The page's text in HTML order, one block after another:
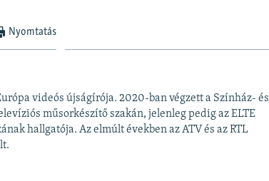
Nyomtatás
videós újságírója. 2020-ban végzett a Színház- és
műsorkészítő szakán, jelenleg pedig az ELTE
hallgatója. Az elmúlt években az ATV és az RTL